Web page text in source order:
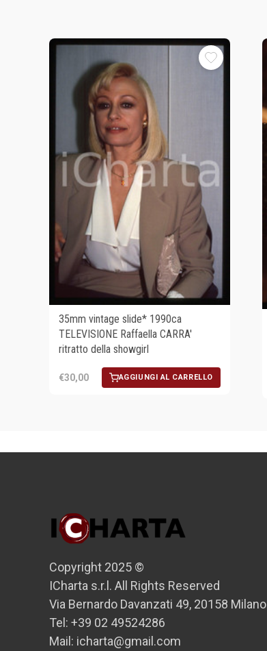
35mm vintage slide* 1990ca
TELEVISIONE Raffaella CARRA'
ritratto della showgirl
€30,00 AGGIUNGI AL CARRELLO
Copyright 2025 ©
ICharta s.r.l. All Rights Reserved
Via Bernardo Davanzati 49, 20158 Milano
Tel: +39 02 49524286
Mail: icharta@gmail.com